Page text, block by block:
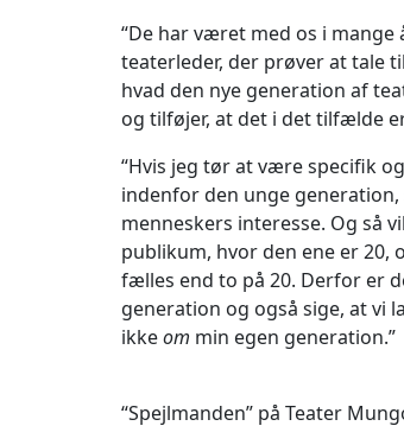
“De har været med os i
teaterleder, der prøver at tale
hvad den nye generation af
og tilføjer, at det i det tilfælde
“Hvis jeg tør at være specifik
indenfor den unge
menneskers interesse. Og så
publikum, hvor den ene er 20,
fælles end to på 20. Derfor er
generation og også sige, at vi
ikkeom min egen generation.”
“Spejlmanden” på Teater